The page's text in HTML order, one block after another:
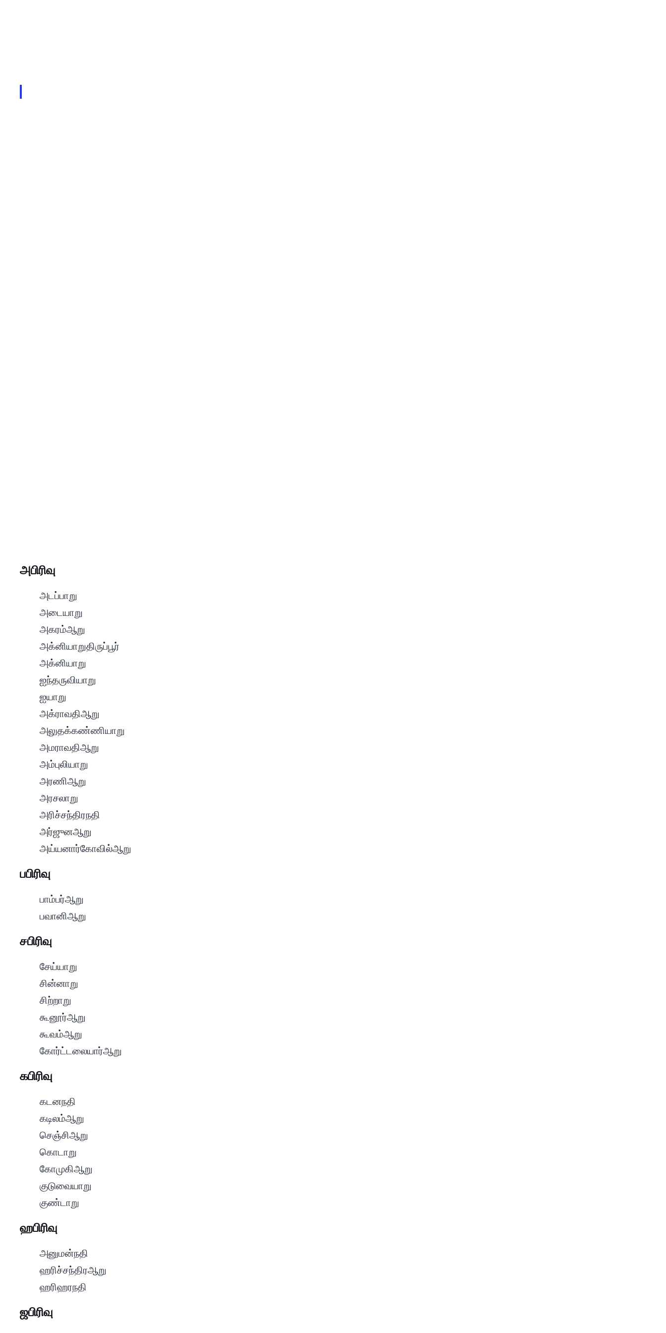
A Section | அ பிரிவு
- அடப்பாறு
- அடையாறு
- அகரம் ஆறு
- அக்னியாறு (திருப்பூர்)
- அக்னியாறு
- ஐந்தருவியாறு
- ஐயாறு
- அக்ராவதி ஆறு
- அலுதக்கண்ணியாறு
- அமராவதி ஆறு
- அம்புலியாறு
- அரணி ஆறு
- அரசலாறு
- அரிச்சந்திர நதி
- அர்ஜுன ஆறு
- அய்யனார்கோவில் ஆறு
B Section | ப பிரிவு
- பாம்பர் ஆறு
- பவானி ஆறு
C Section | ச பிரிவு
- சேய்யாறு
- சின்னாறு
- சிற்றாறு
- கூனூர் ஆறு
- கூவம் ஆறு
- கோர்ட்டலையார் ஆறு
G Section | க பிரிவு
- கடனநதி
- கடிலம் ஆறு
- செஞ்சி ஆறு
- கொடாறு
- கோமுகி ஆறு
- குடுவையாறு
- குண்டாறு
H Section | ஹ பிரிவு
- அனுமன் நதி
- ஹரிச்சந்திர ஆறு
- ஹரிஹர நதி
J Section | ஜ பிரிவு